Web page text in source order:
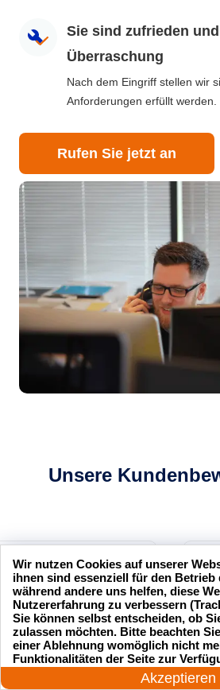
Sie sind zufrieden
Überraschung
Nach dem Eingriff stellen wir
Anforderungen erfüllt werden.
Rufen Sie jetzt an
Unsere
Service
und professionell.
zufrieden mit ihrer
Ich
der
hat
24 Stunden am Tag
Akzeptieren
Wir nutzen Cookies auf unserer
ihnen sind essenziell für den Betrieb
während andere uns helfen, diese
Nutzererfahrung zu verbessern
Sie können selbst entscheiden, ob
zulassen möchten. Bitte beachten
einer Ablehnung womöglich nicht
Funktionalitäten der Seite zur